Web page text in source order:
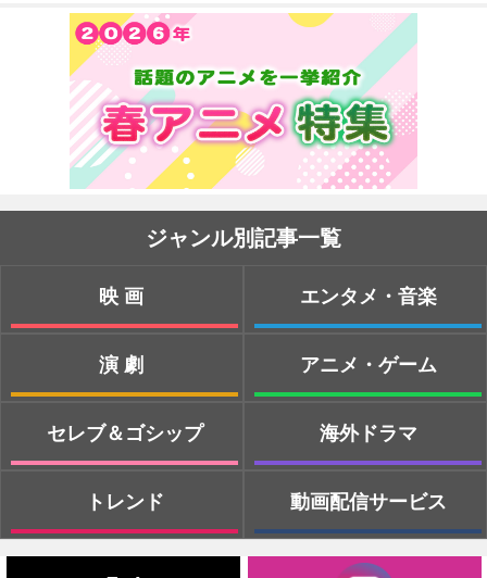
ジャンル別記事一覧
映画
演劇
セレブ＆ゴシップ
トレンド
エンタメ・音楽
アニメ・ゲーム
海外ドラマ
動画配信サービス